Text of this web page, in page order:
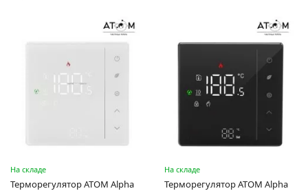
На складе
Терморегулятор ATOM Alpha
На складе
Терморегулятор ATOM Alpha